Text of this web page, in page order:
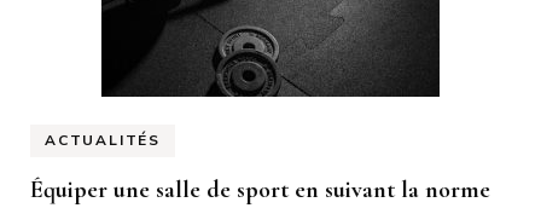
ACTUALITÉS
Équiper une salle de sport en suivant la norme